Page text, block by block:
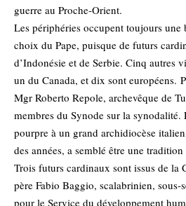
guerre au Proche-Orient.
Les périphéries occupent toujours une
choix du Pape, puisque de futurs
d’Indonésie et de Serbie. Cinq autres
un du Canada, et dix sont européens.
Mgr Roberto Repole, archevêque de
membres du Synode sur la synodalité.
pourpre à un grand archidiocèse
des années, a semblé être une
Trois futurs cardinaux sont issus de la
père Fabio Baggio, scalabrinien, sous-
pour le Service du développement